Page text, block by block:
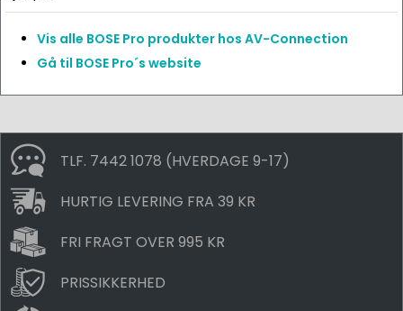
Vis alle BOSE Pro produkter hos AV-Connection
Gå til BOSE Pro´s website
TLF. 7442 1078 (HVERDAGE 9-17)
HURTIG LEVERING FRA 39 KR
FRI FRAGT OVER 995 KR
PRISSIKKERHED